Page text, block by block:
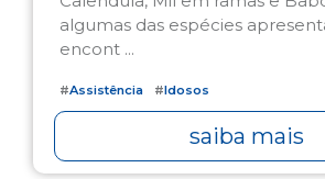
algumas das espécies
encont ...
#Assistência #Idosos
saiba mais